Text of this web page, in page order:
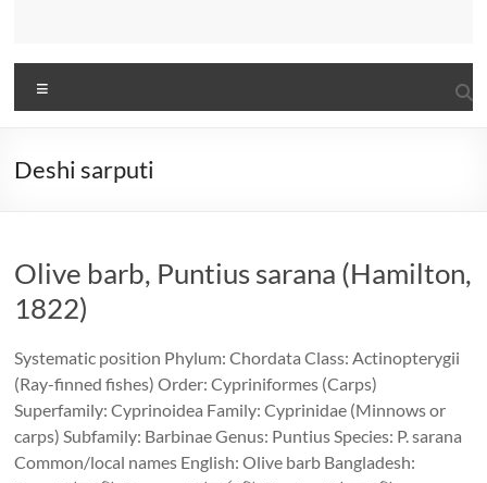
Deshi sarputi
Olive barb, Puntius sarana (Hamilton,
1822)
Systematic position Phylum: Chordata Class: Actinopterygii
(Ray-finned fishes) Order: Cypriniformes (Carps)
Superfamily: Cyprinoidea Family: Cyprinidae (Minnows or
carps) Subfamily: Barbinae Genus: Puntius Species: P. sarana
Common/local names English: Olive barb Bangladesh: